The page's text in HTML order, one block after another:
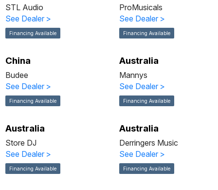
STL Audio
See Dealer >
Financing Available
ProMusicals
See Dealer >
Financing Available
China
Budee
See Dealer >
Financing Available
Australia
Mannys
See Dealer >
Financing Available
Australia
Store DJ
See Dealer >
Financing Available
Australia
Derringers Music
See Dealer >
Financing Available